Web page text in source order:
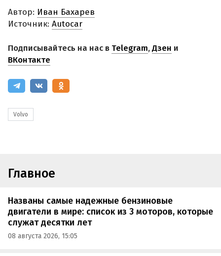
Автор: Иван Бахарев
Источник: Autocar
Подписывайтесь на нас в Telegram,Дзен и
ВКонтакте
Volvo
Главное
Названы самые надежные бензиновые
двигатели в мире: список из 3 моторов, которые
служат десятки лет
08 августа 2026, 15:05